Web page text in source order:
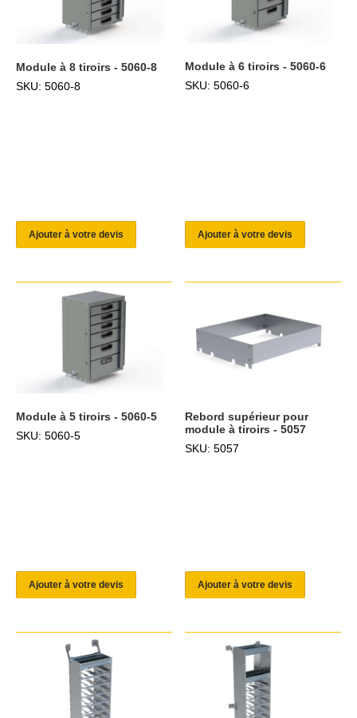
Module à 8 tiroirs - 5060-8
SKU: 5060-8
Ajouter à votre devis
Module à 6 tiroirs - 5060-6
SKU: 5060-6
Ajouter à votre devis
Module à 5 tiroirs - 5060-5
SKU: 5060-5
Ajouter à votre devis
Rebord supérieur pour
module à tiroirs - 5057
SKU: 5057
Ajouter à votre devis